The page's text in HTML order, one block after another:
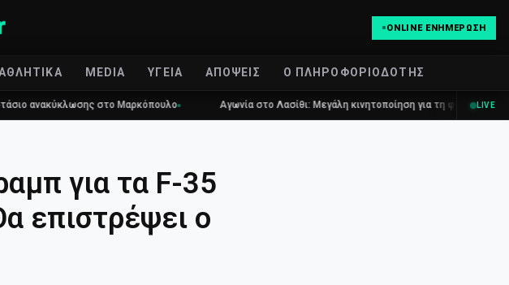
ONLINE ΕΝΗΜΈΡΩΣΗ
MEDIA ΥΓΕΊΑ ΑΠΌΨΕΙΣ Ο ΠΛΗΡΟΦΟΡΙΟΔΌΤΗΣ
στο Μαρκόπουλο Αγωνία στο Λασίθι: Μεγάλη κινητοποίηση για τη φωτιά στη ΣητείαLIVE
για τα F-35
επιστρέψει ο